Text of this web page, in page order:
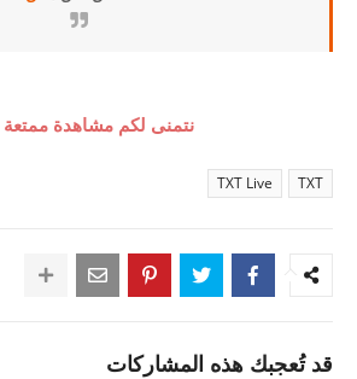
نتمنى لكم مشاهدة ممتعة
TXT
TXT Live
قد تُعجبك هذه المشاركات